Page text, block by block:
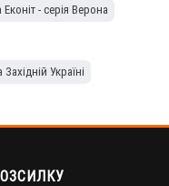
- серія Верона
Україні